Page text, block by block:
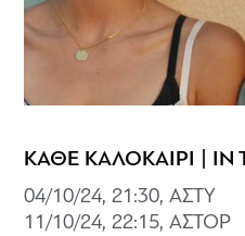
ΚΑΘΕ ΚΑΛΟΚΑΙΡΙ | IN
04/10/24, 21:30, ΑΣΤΥ
11/10/24, 22:15, ΑΣΤΟΡ